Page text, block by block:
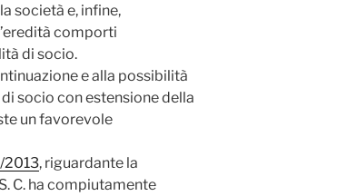
società e, infine,
comporti
di socio.
e alla possibilità
socio con estensione della
un favorevole
2013, riguardante la
C. ha compiutamente